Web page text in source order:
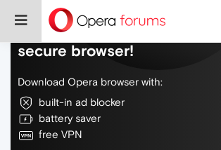
Do more on the web, with a
secure browser!
Download Opera browser with:
built-in ad blocker
battery saver
free VPN